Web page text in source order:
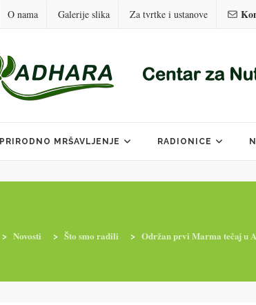
O nama Galerije slika Za tvrtke i ustanove
PRIRODNO MRŠAVLJENJE RADIONICE
> Novosti > Što smo radili > Održan prvi Marma tečaj u